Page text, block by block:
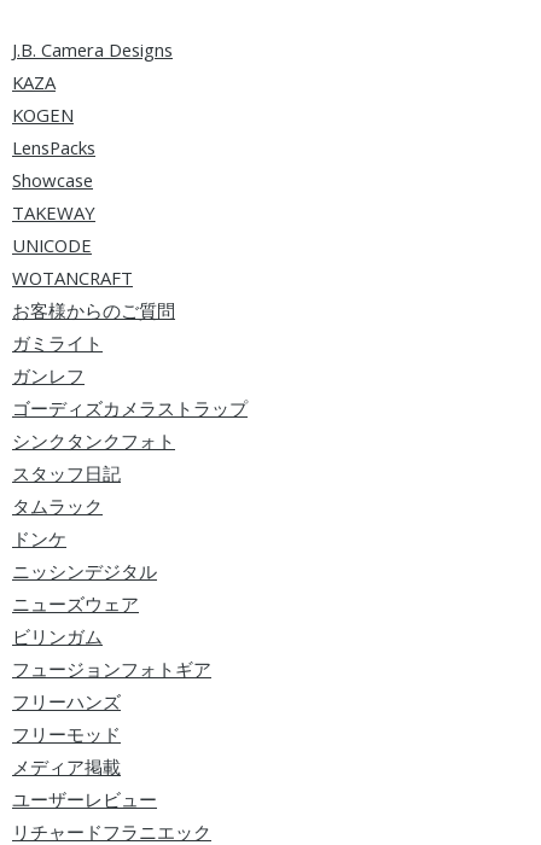
J.B. Camera Designs
KAZA
KOGEN
LensPacks
Showcase
TAKEWAY
UNICODE
WOTANCRAFT
お客様からのご質問
ガミライト
ガンレフ
ゴーディズカメラストラップ
シンクタンクフォト
スタッフ日記
タムラック
ドンケ
ニッシンデジタル
ニューズウェア
ビリンガム
フュージョンフォトギア
フリーハンズ
フリーモッド
メディア掲載
ユーザーレビュー
リチャードフラニエック